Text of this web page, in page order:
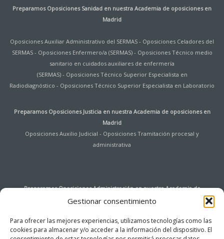
Gestionar consentimiento
Para ofrecer las mejores experiencias, utilizamos tecnologías como las
cookies para almacenar y/o acceder a la información del dispositivo. El
Preparamos Oposiciones Sanidad en nuestra Academia de oposiciones en
Madrid
Oposiciones Auxiliar Administrativo del SERMAS - Oposiciones Celadores del
SERMAS- Oposiciones Enfermero/a (SERMAS)- Oposiciones Técnico medio
sanitario en cuidados auxiliares de enfermería
(SERMAS)- Oposiciones Técnico Superior Especialista en
Radiodiagnóstico - Oposiciones Técnico Superior Especialista en Laboratorio
Preparamos Oposiciones Justicia en nuestra Academia de oposiciones en
Madrid
Oposiciones Auxilio Judicial - Oposiciones Tramitación procesal y
administrativa
Preparamos Oposiciones Administración en nuestraAcademia de
oposiciones en Madrid
Oposiciones Auxiliar de Archivo y Bibliotecas Universidad de Alcalá de
Henares -Oposiciones Agentes de Hacienda Pública-Oposiciones
Instituciones Penitenciarias-Oposiciones Tramitación procesal y